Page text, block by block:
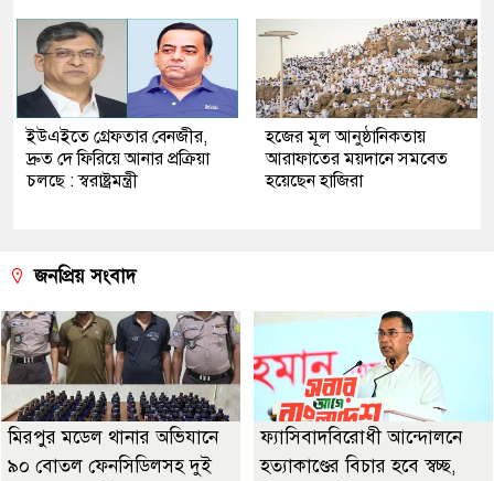
ইউএইতে গ্রেফতার বেনজীর,
দ্রুত দে ফিরিয়ে আনার প্রক্রিয়া
চলছে : স্বরাষ্ট্রমন্ত্রী
হজের মূল আনুষ্ঠানিকতায়
আরাফাতের ময়দানে সমবেত
হয়েছেন হাজিরা
জনপ্রিয় সংবাদ
মিরপুর মডেল থানার অভিযানে
৯০ বোতল ফেনসিডিলসহ দুই
ফ্যাসিবাদবিরোধী আন্দোলনে
হত্যাকাণ্ডের বিচার হবে স্বচ্ছ,